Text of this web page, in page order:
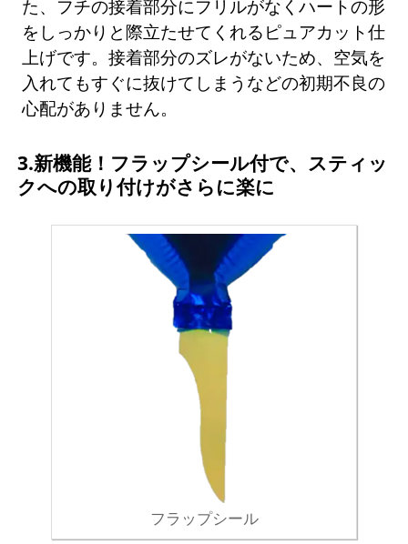
た、フチの接着部分にフリルがなくハートの形
をしっかりと際立たせてくれるピュアカット仕
上げです。接着部分のズレがないため、空気を
入れてもすぐに抜けてしまうなどの初期不良の
心配がありません。
3.新機能！フラップシール付で、スティッ
クへの取り付けがさらに楽に
フラップシール